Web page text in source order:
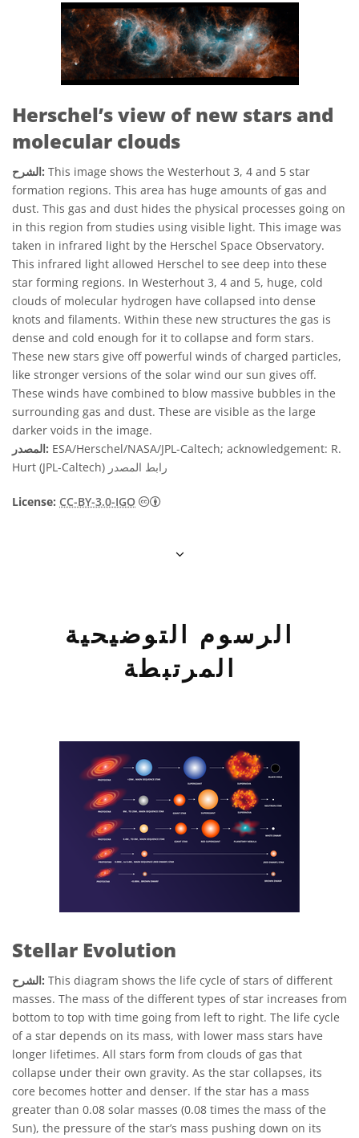
Herschel’s view of new stars and
molecular clouds
الشرح: This image shows the Westerhout 3, 4 and 5 star
formation regions. This area has huge amounts of gas and
dust. This gas and dust hides the physical processes going on
in this region from studies using visible light. This image was
taken in infrared light by the Herschel Space Observatory.
This infrared light allowed Herschel to see deep into these
star forming regions. In Westerhout 3, 4 and 5, huge, cold
clouds of molecular hydrogen have collapsed into dense
knots and filaments. Within these new structures the gas is
dense and cold enough for it to collapse and form stars.
These new stars give off powerful winds of charged particles,
like stronger versions of the solar wind our sun gives off.
These winds have combined to blow massive bubbles in the
surrounding gas and dust. These are visible as the large
darker voids in the image.
المصدر: ESA/Herschel/NASA/JPL-Caltech; acknowledgement: R.
Hurt (JPL-Caltech) رابط المصدر
License: CC-BY-3.0-IGO
الرسوم التوضيحية
المرتبطة
Stellar Evolution
الشرح: This diagram shows the life cycle of stars of different
masses. The mass of the different types of star increases from
bottom to top with time going from left to right. The life cycle
of a star depends on its mass, with lower mass stars have
longer lifetimes. All stars form from clouds of gas that
collapse under their own gravity. As the star collapses, its
core becomes hotter and denser. If the star has a mass
greater than 0.08 solar masses (0.08 times the mass of the
Sun), the pressure of the star’s mass pushing down on its